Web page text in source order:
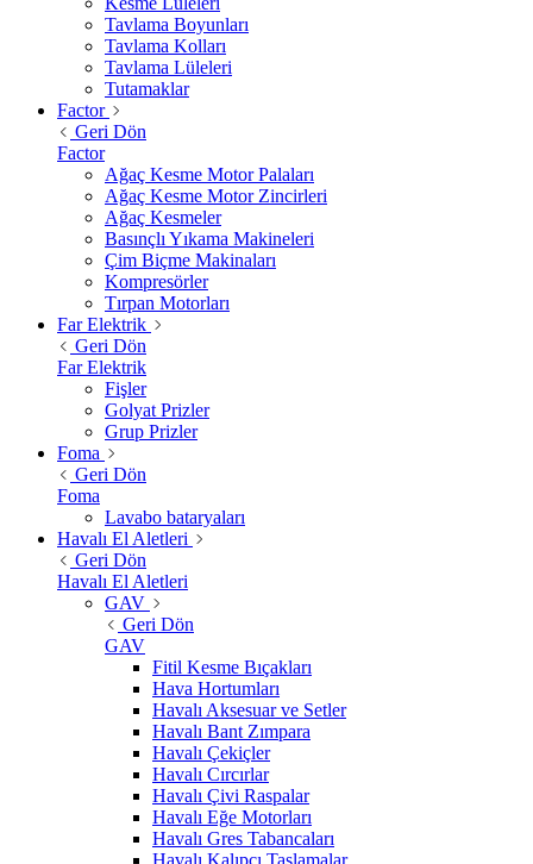
Tavlama Boyunları
Tavlama Kolları
Tavlama Lüleleri
Tutamaklar
Factor
Geri Dön
Factor
Ağaç Kesme Motor Palaları
Ağaç Kesme Motor Zincirleri
Ağaç Kesmeler
Basınçlı Yıkama Makineleri
Çim Biçme Makinaları
Kompresörler
Tırpan Motorları
Far Elektrik
Geri Dön
Far Elektrik
Fişler
Golyat Prizler
Grup Prizler
Foma
Geri Dön
Foma
Lavabo bataryaları
Havalı El Aletleri
Geri Dön
Havalı El Aletleri
GAV
Geri Dön
GAV
Fitil Kesme Bıçakları
Hava Hortumları
Havalı Aksesuar ve Setler
Havalı Bant Zımpara
Havalı Çekiçler
Havalı Cırcırlar
Havalı Çivi Raspalar
Havalı Eğe Motorları
Havalı Gres Tabancaları
Havalı Kalıpçı Taşlamalar